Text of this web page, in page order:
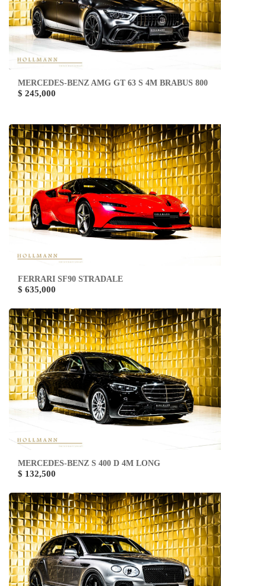
MERCEDES-BENZ AMG GT 63 S 4M BRABUS 800
$ 245,000
FERRARI SF90 STRADALE
$ 635,000
MERCEDES-BENZ S 400 D 4M LONG
$ 132,500